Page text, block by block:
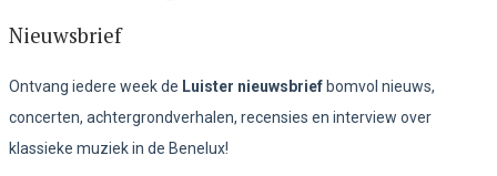
Nieuwsbrief
Ontvang iedere week de Luister nieuwsbrief bomvol nieuws,
concerten, achtergrondverhalen, recensies en interview over
klassieke muziek in de Benelux!